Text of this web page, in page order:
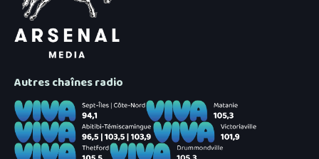
Autres chaînes radio